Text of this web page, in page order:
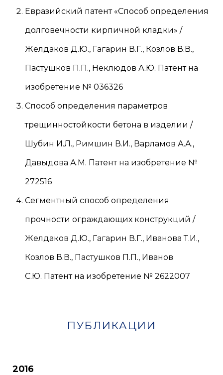
Евразийский патент «Способ определения
долговечности кирпичной кладки» /
Желдаков Д.Ю., Гагарин В.Г., Козлов В.В.,
Пастушков П.П., Неклюдов А.Ю. Патент на
изобретение № 036326
Способ определения параметров
трещинностойкости бетона в изделии /
Шубин И.Л., Римшин В.И., Варламов А.А.,
Давыдова А.М. Патент на изобретение №
272516
Сегментный способ определения
прочности ограждающих конструкций /
Желдаков Д.Ю., Гагарин В.Г., Иванова Т.И.,
Козлов В.В., Пастушков П.П., Иванов
С.Ю. Патент на изобретение № 2622007
ПУБЛИКАЦИИ
2016